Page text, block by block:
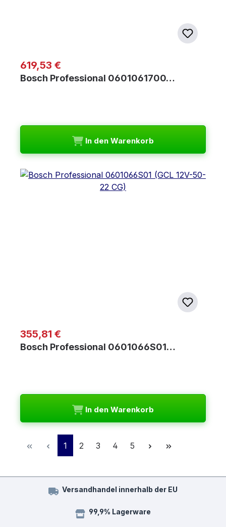
Regulärer Preis:
619,53 €
Bosch Professional 0601061700…
In den Warenkorb
Regulärer Preis:
355,81 €
Bosch Professional 0601066S01…
In den Warenkorb
Seite
1 Seite
2 Seite
3 Seite
4 Seite
5
Versandhandel innerhalb der EU
99,9% Lagerware